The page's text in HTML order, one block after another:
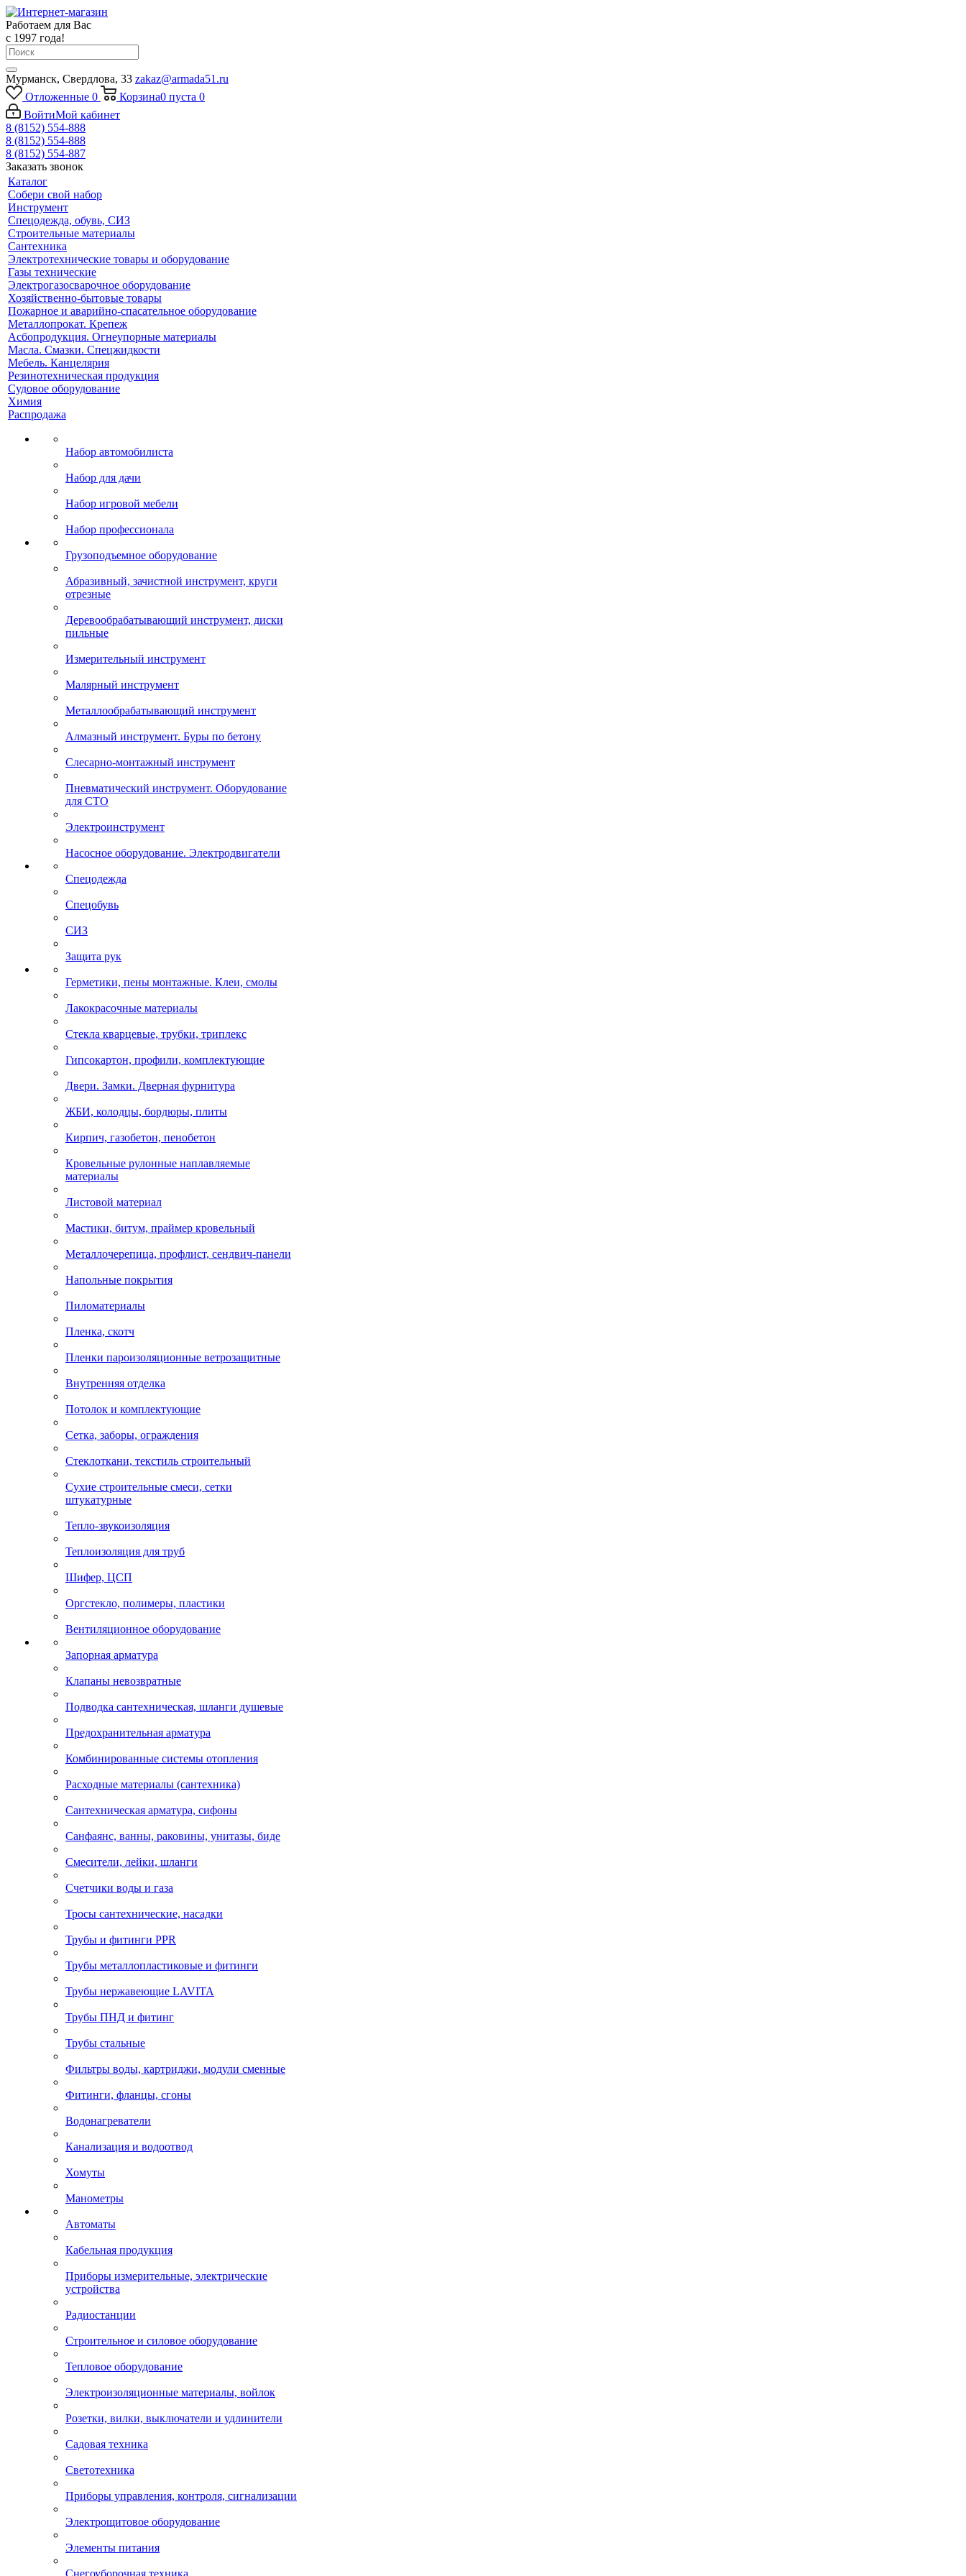
Работаем для Вас
с 1997 года!
Мурманск, Свердлова, 33 zakaz@armada51.ru
Отложенные 0 Корзина0 пуста 0
ВойтиМой кабинет
8 (8152) 554-888
8 (8152) 554-888
8 (8152) 554-887
Заказать звонок
Каталог
Собери свой набор
Инструмент
Спецодежда, обувь, СИЗ
Строительные материалы
Сантехника
Электротехнические товары и оборудование
Газы технические
Электрогазосварочное оборудование
Хозяйственно-бытовые товары
Пожарное и аварийно-спасательное оборудование
Металлопрокат. Крепеж
Асбопродукция. Огнеупорные материалы
Масла. Смазки. Спецжидкости
Мебель. Канцелярия
Резинотехническая продукция
Судовое оборудование
Химия
Распродажа
Набор автомобилиста
Набор для дачи
Набор игровой мебели
Набор профессионала
Грузоподъемное оборудование
Абразивный, зачистной инструмент, круги
отрезные
Деревообрабатывающий инструмент, диски
пильные
Измерительный инструмент
Малярный инструмент
Металлообрабатывающий инструмент
Алмазный инструмент. Буры по бетону
Слесарно-монтажный инструмент
Пневматический инструмент. Оборудование
для СТО
Электроинструмент
Насосное оборудование. Электродвигатели
Спецодежда
Спецобувь
СИЗ
Защита рук
Герметики, пены монтажные. Клеи, смолы
Лакокрасочные материалы
Стекла кварцевые, трубки, триплекс
Гипсокартон, профили, комплектующие
Двери. Замки. Дверная фурнитура
ЖБИ, колодцы, бордюры, плиты
Кирпич, газобетон, пенобетон
Кровельные рулонные наплавляемые
материалы
Листовой материал
Мастики, битум, праймер кровельный
Металлочерепица, профлист, сендвич-панели
Напольные покрытия
Пиломатериалы
Пленка, скотч
Пленки пароизоляционные ветрозащитные
Внутренняя отделка
Потолок и комплектующие
Сетка, заборы, ограждения
Стеклоткани, текстиль строительный
Сухие строительные смеси, сетки
штукатурные
Тепло-звукоизоляция
Теплоизоляция для труб
Шифер, ЦСП
Оргстекло, полимеры, пластики
Вентиляционное оборудование
Запорная арматура
Клапаны невозвратные
Подводка сантехническая, шланги душевые
Предохранительная арматура
Комбинированные системы отопления
Расходные материалы (сантехника)
Сантехническая арматура, сифоны
Санфаянс, ванны, раковины, унитазы, биде
Смесители, лейки, шланги
Счетчики воды и газа
Тросы сантехнические, насадки
Трубы и фитинги PPR
Трубы металлопластиковые и фитинги
Трубы нержавеющие LAVITA
Трубы ПНД и фитинг
Трубы стальные
Фильтры воды, картриджи, модули сменные
Фитинги, фланцы, сгоны
Водонагреватели
Канализация и водоотвод
Хомуты
Манометры
Автоматы
Кабельная продукция
Приборы измерительные, электрические
устройства
Радиостанции
Строительное и силовое оборудование
Тепловое оборудование
Электроизоляционные материалы, войлок
Розетки, вилки, выключатели и удлинители
Садовая техника
Светотехника
Приборы управления, контроля, сигнализации
Электрощитовое оборудование
Элементы питания
Снегоуборочная техника